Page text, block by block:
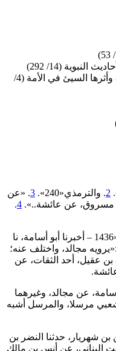
(14/ 292)
سلسلة الأحاديث الضعيفة والموضوعة وأثرها السيئ في الأمة (4/
2. والترمذي«240». 3. «عن
مسروق، عن عائشة..». 4
.
والصواب أنه مرسل كما عند ابن رهويه«1436 – أخبرنا أبو أسامة، نا
مجالد، واختلف عنه؛
بن عقيل، أحد الثقات، عن
عن مجالد، وغيرهما
مرسلا، والمرسل أشبه
شهريار، حدثنا النضر بن
البناني، عن أنس بن مالك